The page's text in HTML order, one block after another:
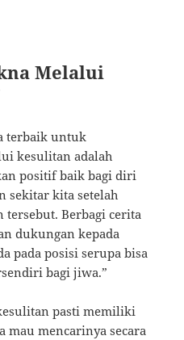
Melalui
terbaik untuk
kesulitan adalah
positif baik bagi diri
sekitar kita setelah
Berbagi cerita
dukungan kepada
pada posisi serupa bisa
bagi jiwa.”
pasti memiliki
mencarinya secara